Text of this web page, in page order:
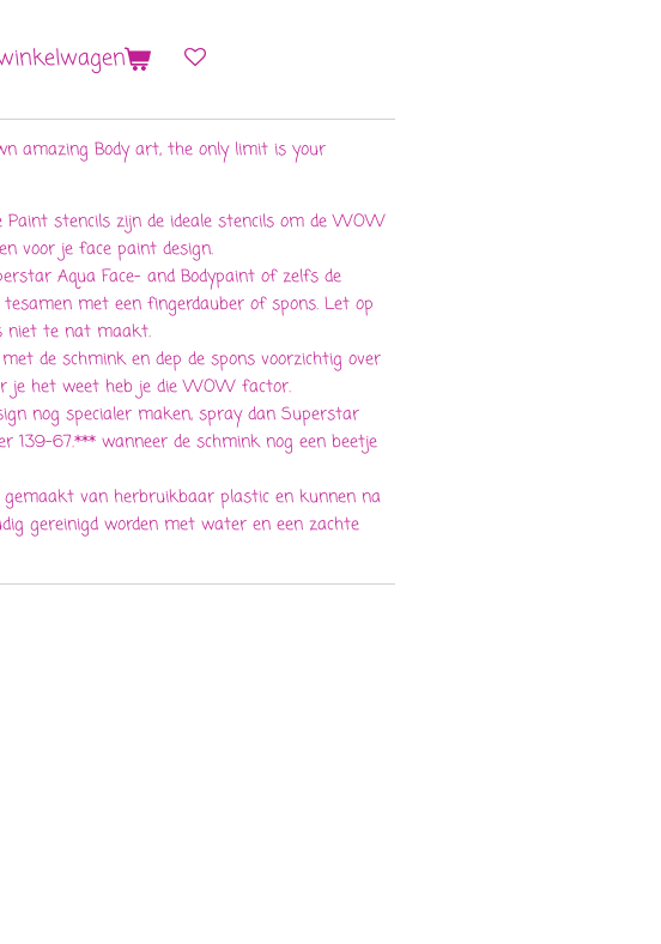
amazing Body art, the only limit is your
Paint stencils zijn de ideale stencils om de WOW
voor je face paint design.
Aqua Face- and Bodypaint of zelfs de
tesamen met een fingerdauber of spons. Let op
niet te nat maakt.
de schmink en dep de spons voorzichtig over
je het weet heb je die WOW factor.
nog specialer maken, spray dan Superstar
139-67.*** wanneer de schmink nog een beetje
gemaakt van herbruikbaar plastic en kunnen na
gereinigd worden met water en een zachte